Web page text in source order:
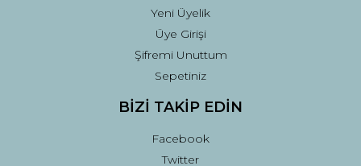
Yeni Üyelik
Üye Girişi
Şifremi Unuttum
Sepetiniz
BİZİ TAKİP EDİN
Facebook
Twitter